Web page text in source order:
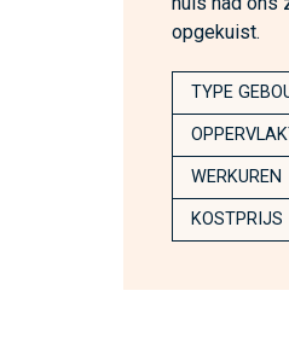
opgekuist.
TYPE
WERKUREN
KOSTPRIJS